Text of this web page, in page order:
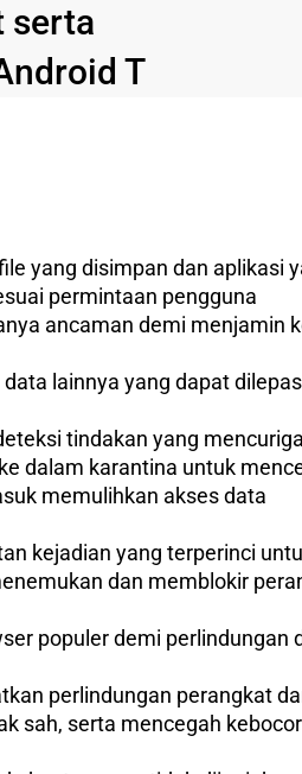
serta
T
yang disimpan dan aplikasi
permintaan pengguna
ancaman demi menjamin
lainnya yang dapat
tindakan yang
dalam karantina untuk
memulihkan akses data
kejadian yang terperinci
dan memblokir
populer demi perlindungan
perlindungan perangkat
sah, serta mencegah